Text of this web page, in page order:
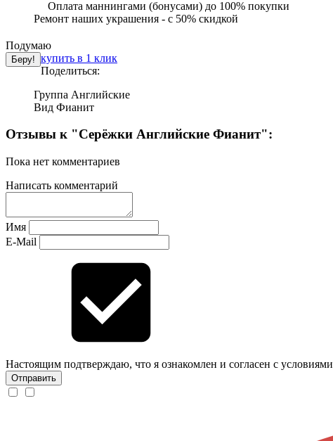
Оплата маннингами (бонусами) до 100% покупки
Ремонт наших украшения - с 50% скидкой
Подумаю
купить в 1 клик
Поделиться:
Группа Английские
Вид Фианит
Отзывы к "Серёжки Английские Фианит":
Пока нет комментариев
Написать комментарий
Имя
E-Mail
Настоящим подтверждаю, что я ознакомлен и согласен с условиями